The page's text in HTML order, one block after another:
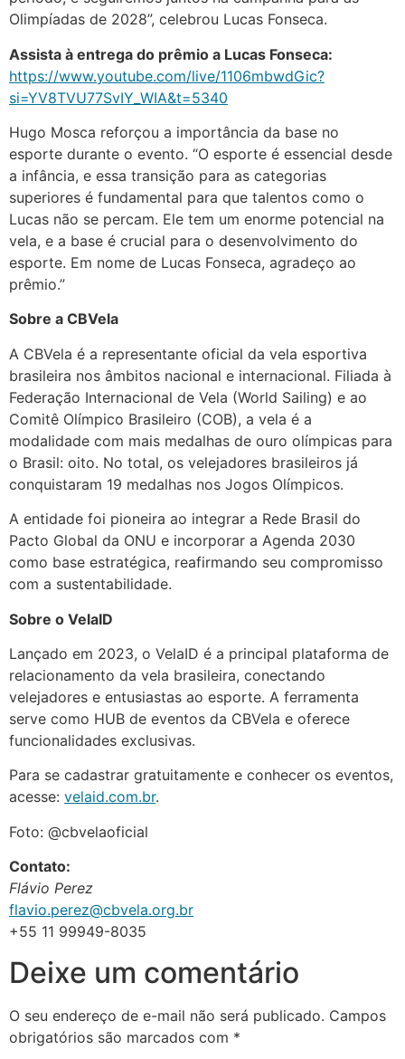
Olimpíadas de 2028”, celebrou Lucas Fonseca.
Assista à entrega do prêmio a Lucas Fonseca:
https://www.youtube.com/live/1106mbwdGic?
si=YV8TVU77SvIY_WIA&t=5340
Hugo Mosca reforçou a importância da base no
esporte durante o evento. “O esporte é essencial desde
a infância, e essa transição para as categorias
superiores é fundamental para que talentos como o
Lucas não se percam. Ele tem um enorme potencial na
vela, e a base é crucial para o desenvolvimento do
esporte. Em nome de Lucas Fonseca, agradeço ao
prêmio.”
Sobre a CBVela
A CBVela é a representante oficial da vela esportiva
brasileira nos âmbitos nacional e internacional. Filiada à
Federação Internacional de Vela (World Sailing) e ao
Comitê Olímpico Brasileiro (COB), a vela é a
modalidade com mais medalhas de ouro olímpicas para
o Brasil: oito. No total, os velejadores brasileiros já
conquistaram 19 medalhas nos Jogos Olímpicos.
A entidade foi pioneira ao integrar a Rede Brasil do
Pacto Global da ONU e incorporar a Agenda 2030
como base estratégica, reafirmando seu compromisso
com a sustentabilidade.
Sobre o VelaID
Lançado em 2023, o VelaID é a principal plataforma de
relacionamento da vela brasileira, conectando
velejadores e entusiastas ao esporte. A ferramenta
serve como HUB de eventos da CBVela e oferece
funcionalidades exclusivas.
Para se cadastrar gratuitamente e conhecer os eventos,
acesse: velaid.com.br.
Foto: @cbvelaoficial
Contato:
Flávio Perez
flavio.perez@cbvela.org.br
+55 11 99949-8035
Deixe um comentário
O seu endereço de e-mail não será publicado. Campos
obrigatórios são marcados com *